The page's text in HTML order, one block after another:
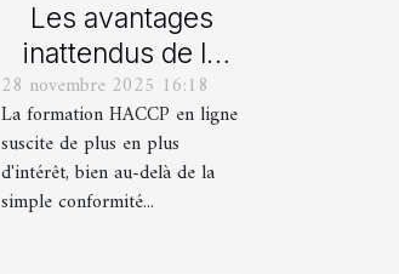
Les avantages
inattendus de la
formation HACCP
en ligne
28 novembre 2025 16:18
La formation HACCP en ligne
suscite de plus en plus
d'intérêt, bien au-delà de la
simple conformité...